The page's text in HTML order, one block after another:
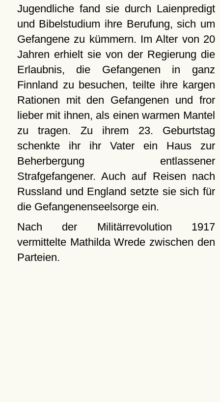
Jugendliche fand sie durch Laienpredigt
und Bibelstudium ihre Berufung, sich um
Gefangene zu kümmern. Im Alter von 20
Jahren erhielt sie von der Regierung die
Erlaubnis, die Gefangenen in ganz
Finnland zu besuchen, teilte ihre kargen
Rationen mit den Gefangenen und fror
lieber mit ihnen, als einen warmen Mantel
zu tragen. Zu ihrem 23. Geburtstag
schenkte ihr ihr Vater ein Haus zur
Beherbergung entlassener
Strafgefangener. Auch auf Reisen nach
Russland und England setzte sie sich für
die Gefangenenseelsorge ein.
Nach der Militärrevolution 1917
vermittelte Mathilda Wrede zwischen den
Parteien.